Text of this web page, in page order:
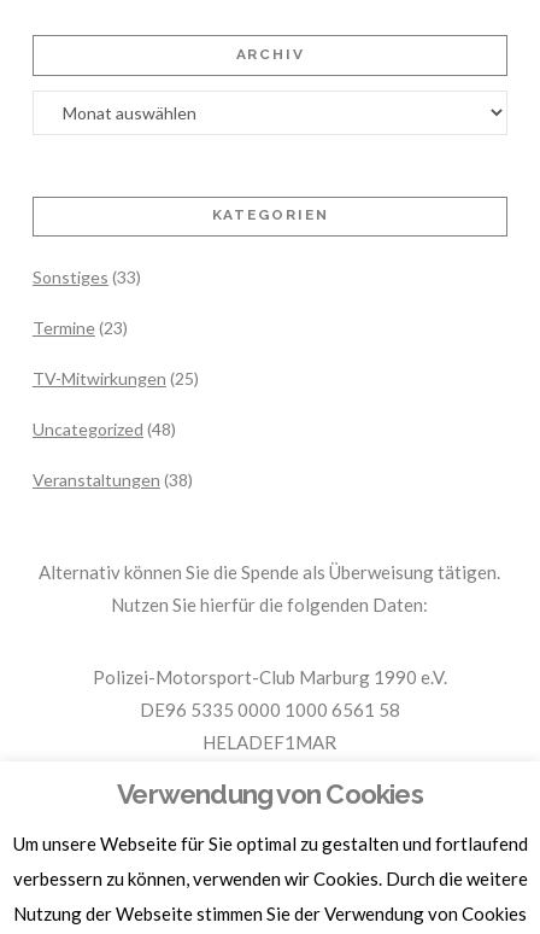
ARCHIV
Archiv
KATEGORIEN
Sonstiges (33)
Termine(23)
TV-Mitwirkungen (25)
Uncategorized (48)
Veranstaltungen (38)
Alternativ können Sie die Spende als Überweisung tätigen.
Nutzen Sie hierfür die folgenden Daten:
Polizei-Motorsport-Club Marburg 1990 e.V.
DE96 5335 0000 1000 6561 58
HELADEF1MAR
Für Spendenbescheinigungen, Sachspenden und weitere
Informationen, hier klicken.
Verwendung von Cookies
Um unsere Webseite für Sie optimal zu gestalten und fortlaufend
verbessern zu können, verwenden wir Cookies. Durch die weitere
Nutzung der Webseite stimmen Sie der Verwendung von Cookies